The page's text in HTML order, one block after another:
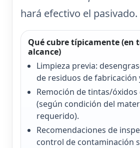
hará efectivo el pasivado.
Qué cubre típicamente (en
alcance)
Limpieza previa:
de residuos de fabricación
Remoción de tintas/
(según condición del
requerido).
Recomendaciones de
control de contaminación